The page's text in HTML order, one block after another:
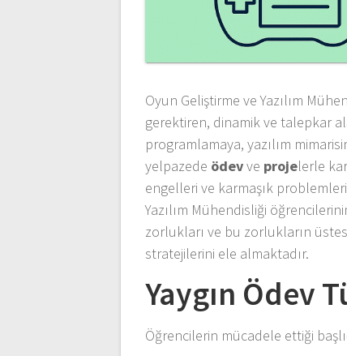
Oyun Geliştirme ve Yazılım
gerektiren, dinamik ve talepkar
programlamaya, yazılım
yelpazede ödevve projelerle
engelleri ve karmaşık
Yazılım Mühendisliği
zorlukları ve bu zorlukların
stratejilerini ele almaktadır.
Yaygın Ödev
Öğrencilerin mücadele ettiği